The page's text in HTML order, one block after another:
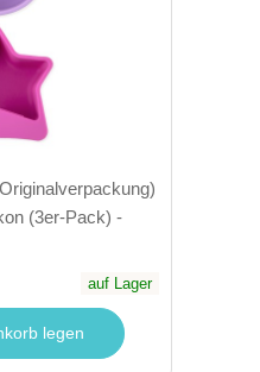
(3er-Pack) -
auf Lager
legen